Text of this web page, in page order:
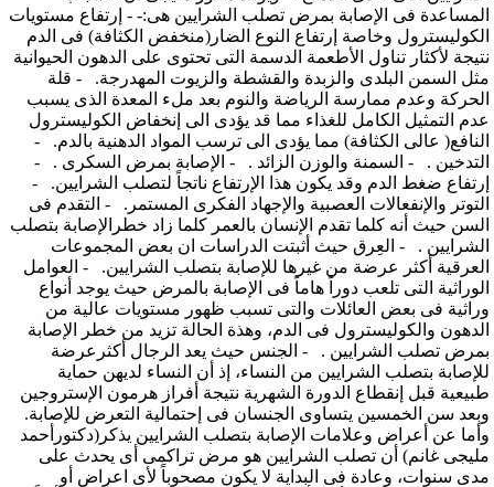
المساعدة فى الإصابة بمرض تصلب الشرايين هى:- - إرتفاع مستويات
الكوليسترول وخاصة إرتفاع النوع الضار(منخفض الكثافة) فى الدم
نتيجة لأكثار تناول الأطعمة الدسمة التى تحتوى على الدهون الحيوانية
مثل السمن البلدى والزبدة والقشطة والزيوت المهدرجة. - قلة
الحركة وعدم ممارسة الرياضة والنوم بعد ملء المعدة الذى يسبب
عدم التمثيل الكامل للغذاء مما قد يؤدى الى إنخفاض الكوليسترول
النافع( عالى الكثافة) مما يؤدى الى ترسب المواد الدهنية بالدم. -
التدخين . - السمنة والوزن الزائد . - الإصابة بمرض السكرى . -
إرتفاع ضغط الدم وقد يكون هذا الإرتفاع ناتجاً لتصلب الشرايين. -
التوتر والإنفعالات العصبية والإجهاد الفكرى المستمر. - التقدم فى
السن حيث أنه كلما تقدم الإنسان بالعمر كلما زاد خطرالإصابة بتصلب
الشرايين . - العِرق حيث أثبتت الدراسات ان بعض المجموعات
العرقية أكثر عرضة من غيرها للإصابة بتصلب الشرايين. - العوامل
الوراثية التى تلعب دوراً هاماً فى الإصابة بالمرض حيث يوجد أنواع
وراثية فى بعض العائلات والتى تسبب ظهور مستويات عالية من
الدهون والكوليسترول فى الدم، وهذة الحالة تزيد من خطر الإصابة
بمرض تصلب الشرايين . - الجنس حيث يعد الرجال أكثرعرضة
للإصابة بتصلب الشرايين من النساء، إذ أن النساء لديهن حماية
طبيعية قبل إنقطاع الدورة الشهرية نتيجة أفراز هرمون الإستروجين
وبعد سن الخمسين يتساوى الجنسان فى إحتمالية التعرض للإصابة.
وأما عن أعراض وعلامات الإصابة بتصلب الشرايين يذكر(دكتورأحمد
مليجى غانم) أن تصلب الشرايين هو مرض تراكمى أى يحدث على
مدى سنوات، وعادة فى البداية لا يكون مصحوباً لأى اعراض أو